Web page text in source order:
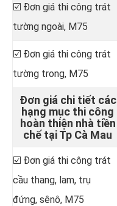
☑️ Đơn giá thi công trát
tường ngoài, M75
☑️ Đơn giá thi công trát
tường trong, M75
Đơn giá chi tiết các
hạng mục thi công
hoàn thiện nhà tiền
chế tại Tp Cà Mau
☑️ Đơn giá thi công trát
cầu thang, lam, trụ
đứng, sênô, M75